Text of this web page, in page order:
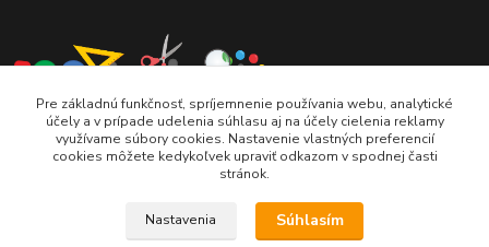
123skola.sk
jan@123obec.sk
Pre základnú funkčnosť, spríjemnenie používania webu, analytické
účely a v prípade udelenia súhlasu aj na účely cielenia reklamy
využívame súbory cookies. Nastavenie vlastných preferencií
cookies môžete kedykoľvek upraviť odkazom v spodnej časti
stránok.
Nastavenia Súhlasím